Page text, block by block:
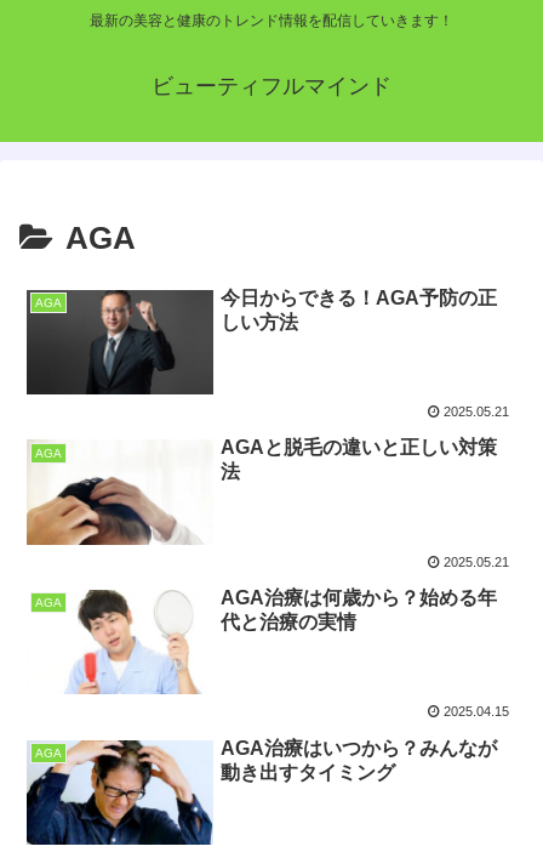
最新の美容と健康のトレンド情報を配信していきます！
ビューティフルマインド
AGA
AGA
今日からできる！AGA予防の正
しい方法
2025.05.21
AGA
AGAと脱毛の違いと正しい対策
法
2025.05.21
AGA
AGA治療は何歳から？始める年
代と治療の実情
2025.04.15
AGA
AGA治療はいつから？みんなが
動き出すタイミング